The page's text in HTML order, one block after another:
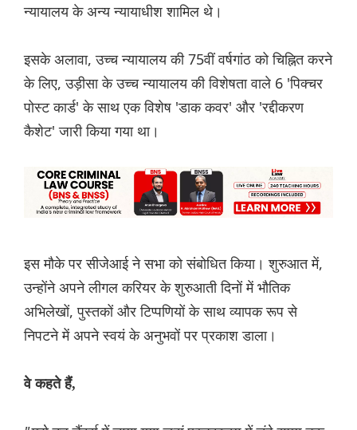
न्यायालय के अन्य न्यायाधीश शामिल थे।
इसके अलावा, उच्च न्यायालय की 75वीं वर्षगांठ को चिह्नित करने
के लिए, उड़ीसा के उच्च न्यायालय की विशेषता वाले 6 'पिक्चर
पोस्ट कार्ड' के साथ एक विशेष 'डाक कवर' और 'रद्दीकरण
कैशेट' जारी किया गया था।
इस मौके पर सीजेआई ने सभा को संबोधित किया। शुरुआत में,
उन्होंने अपने लीगल करियर के शुरुआती दिनों में भौतिक
अभिलेखों, पुस्तकों और टिप्पणियों के साथ व्यापक रूप से
निपटने में अपने स्वयं के अनुभवों पर प्रकाश डाला।
वे कहते हैं,